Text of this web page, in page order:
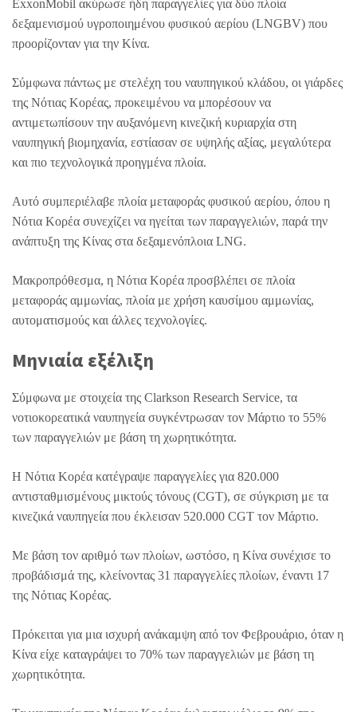
ExxonMobil ακύρωσε ήδη παραγγελίες για δύο πλοία
δεξαμενισμού υγροποιημένου φυσικού αερίου (LNGBV) που
προορίζονταν για την Κίνα.
Σύμφωνα πάντως με στελέχη του ναυπηγικού κλάδου, οι γιάρδες
της Νότιας Κορέας, προκειμένου να μπορέσουν να
αντιμετωπίσουν την αυξανόμενη κινεζική κυριαρχία στη
ναυπηγική βιομηχανία, εστίασαν σε υψηλής αξίας, μεγαλύτερα
και πιο τεχνολογικά προηγμένα πλοία.
Αυτό συμπεριέλαβε πλοία μεταφοράς φυσικού αερίου, όπου η
Νότια Κορέα συνεχίζει να ηγείται των παραγγελιών, παρά την
ανάπτυξη της Κίνας στα δεξαμενόπλοια LNG.
Μακροπρόθεσμα, η Νότια Κορέα προσβλέπει σε πλοία
μεταφοράς αμμωνίας, πλοία με χρήση καυσίμου αμμωνίας,
αυτοματισμούς και άλλες τεχνολογίες.
Μηνιαία εξέλιξη
Σύμφωνα με στοιχεία της Clarkson Research Service, τα
νοτιοκορεατικά ναυπηγεία συγκέντρωσαν τον Μάρτιο το 55%
των παραγγελιών με βάση τη χωρητικότητα.
Η Νότια Κορέα κατέγραψε παραγγελίες για 820.000
αντισταθμισμένους μικτούς τόνους (CGT), σε σύγκριση με τα
κινεζικά ναυπηγεία που έκλεισαν 520.000 CGT τον Μάρτιο.
Με βάση τον αριθμό των πλοίων, ωστόσο, η Κίνα συνέχισε το
προβάδισμά της, κλείνοντας 31 παραγγελίες πλοίων, έναντι 17
της Νότιας Κορέας.
Πρόκειται για μια ισχυρή ανάκαμψη από τον Φεβρουάριο, όταν η
Κίνα είχε καταγράψει το 70% των παραγγελιών με βάση τη
χωρητικότητα.